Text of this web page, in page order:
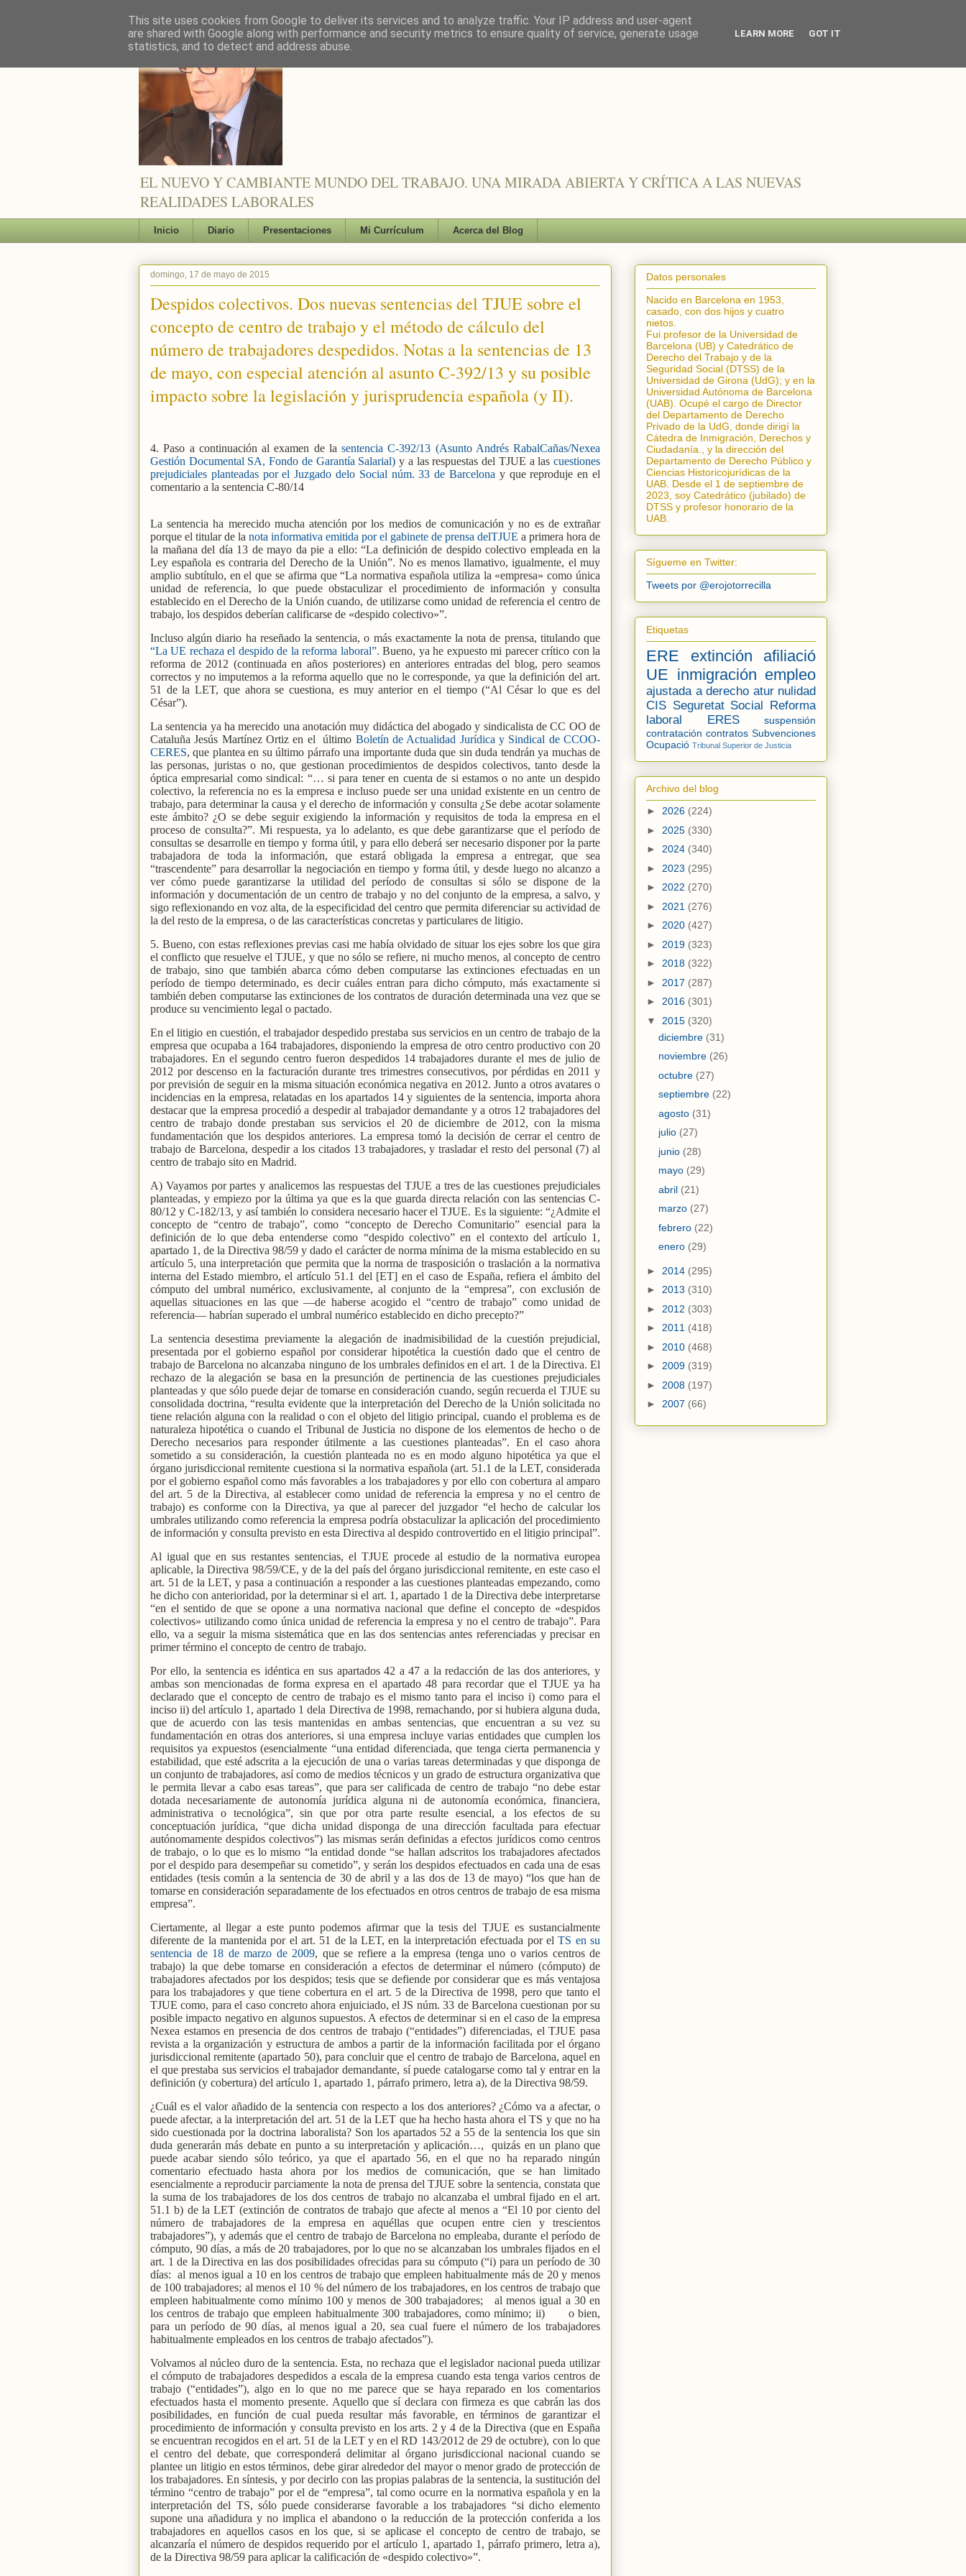
EL NUEVO Y CAMBIANTE MUNDO DEL TRABAJO. UNA MIRADA ABIERTA Y CRÍTICA A LAS NUEVAS
REALIDADES LABORALES
Inicio Diario Presentaciones Mi Currículum Acerca del Blog
domingo, 17 de mayo de 2015
Despidos colectivos. Dos nuevas sentencias del TJUE sobre el
concepto de centro de trabajo y el método de cálculo del
número de trabajadores despedidos. Notas a la sentencias de 13
de mayo, con especial atención al asunto C-392/13 y su posible
impacto sobre la legislación y jurisprudencia española (y II).
4. Paso a continuación al examen de la sentencia C-392/13 (Asunto Andrés RabalCañas/Nexea
Gestión Documental SA, Fondo de Garantía Salarial) y a las respuestas del TJUE a lascuestiones
prejudiciales planteadas por el Juzgado delo Social núm. 33 de Barcelona y que reproduje en el
comentario a la sentencia C-80/14
La sentencia ha merecido mucha atención por los medios de comunicación y no es de extrañar
porque el titular de la nota informativa emitida por el gabinete de prensa delTJUE a primera hora de
la mañana del día 13 de mayo da pie a ello: “La definición de despido colectivo empleada en la
Ley española es contraria del Derecho de la Unión”. No es menos llamativo, igualmente, el muy
amplio subtítulo, en el que se afirma que “La normativa española utiliza la «empresa» como única
unidad de referencia, lo que puede obstaculizar el procedimiento de información y consulta
establecido en el Derecho de la Unión cuando, de utilizarse como unidad de referencia el centro de
trabajo, los despidos deberían calificarse de «despido colectivo»”.
Incluso algún diario ha reseñado la sentencia, o más exactamente la nota de prensa, titulando que
“La UE rechaza el despido de la reforma laboral”. Bueno, ya he expuesto mi parecer crítico con la
reforma de 2012 (continuada en años posteriores) en anteriores entradas del blog, pero seamos
correctos y no imputemos a la reforma aquello que no le corresponde, ya que la definición del art.
51 de la LET, que ahora se cuestiona, es muy anterior en el tiempo (“Al César lo que es del
César”).
La sentencia ya ha merecido una anotación muy didáctica del abogado y sindicalista de CC OO de
Cataluña Jesús Martínez Ortiz en el
último Boletín de Actualidad Jurídica y Sindical de CCOO-
CERES, que plantea en su último párrafo una importante duda que sin duda tendrán ya muchas de
las personas, juristas o no, que gestionan procedimientos de despidos colectivos, tanto desde la
óptica empresarial como sindical: “… si para tener en cuenta de si estamos o no ante un despido
colectivo, la referencia no es la empresa e incluso puede ser una unidad existente en un centro de
trabajo, para determinar la causa y el derecho de información y consulta ¿Se debe acotar solamente
este ámbito? ¿O se debe seguir exigiendo la información y requisitos de toda la empresa en el
proceso de consulta?”. Mi respuesta, ya lo adelanto, es que debe garantizarse que el período de
consultas se desarrolle en tiempo y forma útil, y para ello deberá ser necesario disponer por la parte
trabajadora de toda la información, que estará obligada la empresa a entregar, que sea
“trascendente” para desarrollar la negociación en tiempo y forma útil, y desde luego no alcanzo a
ver cómo puede garantizarse la utilidad del período de consultas si sólo se dispone de la
información y documentación de un centro de trabajo y no del conjunto de la empresa, a salvo, y
sigo reflexionando en voz alta, de la especificidad del centro que permita diferenciar su actividad de
la del resto de la empresa, o de las características concretas y particulares de litigio.
5. Bueno, con estas reflexiones previas casi me había olvidado de situar los ejes sobre los que gira
el conflicto que resuelve el TJUE, y que no sólo se refiere, ni mucho menos, al concepto de centro
de trabajo, sino que también abarca cómo deben computarse las extinciones efectuadas en un
período de tiempo determinado, es decir cuáles entran para dicho cómputo, más exactamente si
también deben computarse las extinciones de los contratos de duración determinada una vez que se
produce su vencimiento legal o pactado.
En el litigio en cuestión, el trabajador despedido prestaba sus servicios en un centro de trabajo de la
empresa que ocupaba a 164 trabajadores, disponiendo la empresa de otro centro productivo con 20
trabajadores. En el segundo centro fueron despedidos 14 trabajadores durante el mes de julio de
2012 por descenso en la facturación durante tres trimestres consecutivos, por pérdidas en 2011 y
por previsión de seguir en la misma situación económica negativa en 2012. Junto a otros avatares o
incidencias en la empresa, relatadas en los apartados 14 y siguientes de la sentencia, importa ahora
destacar que la empresa procedió a despedir al trabajador demandante y a otros 12 trabajadores del
centro de trabajo donde prestaban sus servicios el 20 de diciembre de 2012, con la misma
fundamentación que los despidos anteriores. La empresa tomó la decisión de cerrar el centro de
trabajo de Barcelona, despedir a los citados 13 trabajadores, y trasladar el resto del personal (7) al
centro de trabajo sito en Madrid.
A) Vayamos por partes y analicemos las respuestas del TJUE a tres de las cuestiones prejudiciales
planteadas, y empiezo por la última ya que es la que guarda directa relación con las sentencias C-
80/12 y C-182/13, y así también lo considera necesario hacer el TJUE. Es la siguiente: “¿Admite el
concepto de “centro de trabajo”, como “concepto de Derecho Comunitario” esencial para la
definición de lo que deba entenderse como “despido colectivo” en el contexto del artículo 1,
apartado 1, de la Directiva 98/59 y dado el carácter de norma mínima de la misma establecido en su
artículo 5, una interpretación que permita que la norma de trasposición o traslación a la normativa
interna del Estado miembro, el artículo 51.1 del [ET] en el caso de España, refiera el ámbito del
cómputo del umbral numérico, exclusivamente, al conjunto de la “empresa”, con exclusión de
aquellas situaciones en las que —de haberse acogido el “centro de trabajo” como unidad de
referencia— habrían superado el umbral numérico establecido en dicho precepto?”
La sentencia desestima previamente la alegación de inadmisibilidad de la cuestión prejudicial,
presentada por el gobierno español por considerar hipotética la cuestión dado que el centro de
trabajo de Barcelona no alcanzaba ninguno de los umbrales definidos en el art. 1 de la Directiva. El
rechazo de la alegación se basa en la presunción de pertinencia de las cuestiones prejudiciales
planteadas y que sólo puede dejar de tomarse en consideración cuando, según recuerda el TJUE su
consolidada doctrina, “resulta evidente que la interpretación del Derecho de la Unión solicitada no
tiene relación alguna con la realidad o con el objeto del litigio principal, cuando el problema es de
naturaleza hipotética o cuando el Tribunal de Justicia no dispone de los elementos de hecho o de
Derecho necesarios para responder útilmente a las cuestiones planteadas”. En el caso ahora
sometido a su consideración, la cuestión planteada no es en modo alguno hipotética ya que el
órgano jurisdiccional remitente cuestiona si la normativa española (art. 51.1 de la LET, considerada
por el gobierno español como más favorables a los trabajadores y por ello con cobertura al amparo
del art. 5 de la Directiva, al establecer como unidad de referencia la empresa y no el centro de
trabajo) es conforme con la Directiva, ya que al parecer del juzgador “el hecho de calcular los
umbrales utilizando como referencia la empresa podría obstaculizar la aplicación del procedimiento
de información y consulta previsto en esta Directiva al despido controvertido en el litigio principal”.
Al igual que en sus restantes sentencias, el TJUE procede al estudio de la normativa europea
aplicable, la Directiva 98/59/CE, y de la del país del órgano jurisdiccional remitente, en este caso el
art. 51 de la LET, y pasa a continuación a responder a las cuestiones planteadas empezando, como
he dicho con anterioridad, por la determinar si el art. 1, apartado 1 de la Directiva debe interpretarse
“en el sentido de que se opone a una normativa nacional que define el concepto de «despidos
colectivos» utilizando como única unidad de referencia la empresa y no el centro de trabajo”. Para
ello, va a seguir la misma sistemática que en las dos sentencias antes referenciadas y precisar en
primer término el concepto de centro de trabajo.
Por ello, la sentencia es idéntica en sus apartados 42 a 47 a la redacción de las dos anteriores, y
ambas son mencionadas de forma expresa en el apartado 48 para recordar que el TJUE ya ha
declarado que el concepto de centro de trabajo es el mismo tanto para el inciso i) como para el
inciso ii) del artículo 1, apartado 1 dela Directiva de 1998, remachando, por si hubiera alguna duda,
que de acuerdo con las tesis mantenidas en ambas sentencias, que encuentran a su vez su
fundamentación en otras dos anteriores, si una empresa incluye varias entidades que cumplen los
requisitos ya expuestos (esencialmente “una entidad diferenciada, que tenga cierta permanencia y
estabilidad, que esté adscrita a la ejecución de una o varias tareas determinadas y que disponga de
un conjunto de trabajadores, así como de medios técnicos y un grado de estructura organizativa que
le permita llevar a cabo esas tareas”, que para ser calificada de centro de trabajo “no debe estar
dotada necesariamente de autonomía jurídica alguna ni de autonomía económica, financiera,
administrativa o tecnológica”, sin que por otra parte resulte esencial, a los efectos de su
conceptuación jurídica, “que dicha unidad disponga de una dirección facultada para efectuar
autónomamente despidos colectivos”) las mismas serán definidas a efectos jurídicos como centros
de trabajo, o lo que es lo mismo “la entidad donde “se hallan adscritos los trabajadores afectados
por el despido para desempeñar su cometido”, y serán los despidos efectuados en cada una de esas
entidades (tesis común a la sentencia de 30 de abril y a las dos de 13 de mayo) “los que han de
tomarse en consideración separadamente de los efectuados en otros centros de trabajo de esa misma
empresa”.
Ciertamente, al llegar a este punto podemos afirmar que la tesis del TJUE es sustancialmente
diferente de la mantenida por el art. 51 de la LET, en la interpretación efectuada por elTS en su
sentencia de 18 de marzo de 2009, que se refiere a la empresa (tenga uno o varios centros de
trabajo) la que debe tomarse en consideración a efectos de determinar el número (cómputo) de
trabajadores afectados por los despidos; tesis que se defiende por considerar que es más ventajosa
para los trabajadores y que tiene cobertura en el art. 5 de la Directiva de 1998, pero que tanto el
TJUE como, para el caso concreto ahora enjuiciado, el JS núm. 33 de Barcelona cuestionan por su
posible impacto negativo en algunos supuestos. A efectos de determinar si en el caso de la empresa
Nexea estamos en presencia de dos centros de trabajo (“entidades”) diferenciadas, el TJUE pasa
revista a la organización y estructura de ambos a partir de la información facilitada por el órgano
jurisdiccional remitente (apartado 50), para concluir que el centro de trabajo de Barcelona, aquel en
el que prestaba sus servicios el trabajador demandante, sí puede catalogarse como tal y entrar en la
definición (y cobertura) del artículo 1, apartado 1, párrafo primero, letra a), de la Directiva 98/59.
¿Cuál es el valor añadido de la sentencia con respecto a los dos anteriores? ¿Cómo va a afectar, o
puede afectar, a la interpretación del art. 51 de la LET que ha hecho hasta ahora el TS y que no ha
sido cuestionada por la doctrina laboralista? Son los apartados 52 a 55 de la sentencia los que sin
duda generarán más debate en punto a su interpretación y aplicación…,
quizás en un plano que
puede acabar siendo sólo teórico, ya que el apartado 56, en el que no ha reparado ningún
comentario efectuado hasta ahora por los medios de comunicación, que se han limitado
esencialmente a reproducir parciamente la nota de prensa del TJUE sobre la sentencia, constata que
la suma de los trabajadores de los dos centros de trabajo no alcanzaba el umbral fijado en el art.
51.1 b) de la LET (extinción de contratos de trabajo que afecte al menos a “El 10 por ciento del
número de trabajadores de la empresa en aquéllas que ocupen entre cien y trescientos
trabajadores”), y además que el centro de trabajo de Barcelona no empleaba, durante el período de
cómputo, 90 días, a más de 20 trabajadores, por lo que no se alcanzaban los umbrales fijados en el
art. 1 de la Directiva en las dos posibilidades ofrecidas para su cómputo (“i) para un período de 30
días: al menos igual a 10 en los centros de trabajo que empleen habitualmente más de 20 y menos
de 100 trabajadores; al menos el 10 % del número de los trabajadores, en los centros de trabajo que
empleen habitualmente como mínimo 100 y menos de 300 trabajadores;
al menos igual a 30 en
los centros de trabajo que empleen habitualmente 300 trabajadores, como mínimo; ii)
o bien,
para un período de 90 días, al menos igual a 20, sea cual fuere el número de los trabajadores
habitualmente empleados en los centros de trabajo afectados”).
Volvamos al núcleo duro de la sentencia. Esta, no rechaza que el legislador nacional pueda utilizar
el cómputo de trabajadores despedidos a escala de la empresa cuando esta tenga varios centros de
trabajo (“entidades”), algo en lo que no me parece que se haya reparado en los comentarios
efectuados hasta el momento presente. Aquello que sí declara con firmeza es que cabrán las dos
posibilidades, en función de cual pueda resultar más favorable, en términos de garantizar el
procedimiento de información y consulta previsto en los arts. 2 y 4 de la Directiva (que en España
se encuentran recogidos en el art. 51 de la LET y en el RD 143/2012 de 29 de octubre), con lo que
el centro del debate, que corresponderá delimitar al órgano jurisdiccional nacional cuando se
plantee un litigio en estos términos, debe girar alrededor del mayor o menor grado de protección de
los trabajadores. En síntesis, y por decirlo con las propias palabras de la sentencia, la sustitución del
término “centro de trabajo” por el de “empresa”, tal como ocurre en la normativa española y en la
interpretación del TS, sólo puede considerarse favorable a los trabajadores “si dicho elemento
supone una añadidura y no implica el abandono o la reducción de la protección conferida a los
trabajadores en aquellos casos en los que, si se aplicase el concepto de centro de trabajo, se
alcanzaría el número de despidos requerido por el artículo 1, apartado 1, párrafo primero, letra a),
de la Directiva 98/59 para aplicar la calificación de «despido colectivo»”.
Datos personales
Nacido en Barcelona en 1953,
casado, con dos hijos y cuatro
nietos.
Fui profesor de la Universidad de
Barcelona (UB) y Catedrático de
Derecho del Trabajo y de la
Seguridad Social (DTSS) de la
Universidad de Girona (UdG); y en la
Universidad Autónoma de Barcelona
(UAB). Ocupé el cargo de Director
del Departamento de Derecho
Privado de la UdG, donde dirigí la
Cátedra de Inmigración, Derechos y
Ciudadanía.
, y la dirección del
Departamento de Derecho Público y
Ciencias Historicojurídicas de la
UAB. Desde el 1 de septiembre de
2023, soy Catedrático (jubilado) de
DTSS y profesor honorario de la
UAB.
Sígueme en Twitter:
Tweets por @erojotorrecilla
Etiquetas
ERE extinción
afiliació
UE inmigración empleo
ajustada a derecho atur nulidad
CIS Seguretat Social Reforma
laboral
ERES
suspensión
contratación contratos Subvenciones
Ocupació Tribunal Superior de Justicia
Archivo del blog
► 2026 (224)
► 2025 (330)
► 2024 (340)
► 2023 (295)
► 2022 (270)
► 2021 (276)
► 2020 (427)
► 2019 (323)
► 2018 (322)
► 2017 (287)
► 2016 (301)
▼ 2015 (320)
diciembre (31)
noviembre (26)
octubre (27)
septiembre (22)
agosto (31)
julio (27)
junio (28)
mayo (29)
abril (21)
marzo (27)
febrero (22)
enero (29)
► 2014 (295)
► 2013 (310)
► 2012 (303)
► 2011 (418)
► 2010 (468)
► 2009 (319)
► 2008 (197)
► 2007 (66)
This site uses cookies from Google to deliver its services and to analyze traffic. Your IP address and user-agent
are shared with Google along with performance and security metrics to ensure quality of service, generate usage
statistics, and to detect and address abuse.
LEARN MORE GOT IT